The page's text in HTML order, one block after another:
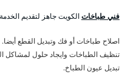
فني طباخاتالكويت جاهز لتقديم
اصلاح طباخات أو فك وتبديل القطع أيضا.
تنظيف الطباخات وايجاد حلول لمشاكل
تبديل عيون الطباخ.